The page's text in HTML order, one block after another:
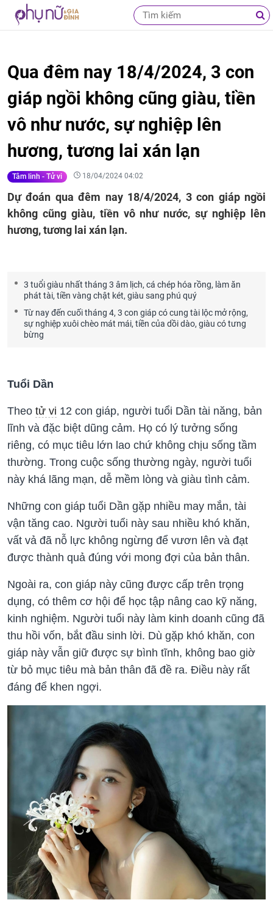
Qua đêm nay 18/4/2024, 3 con
giáp ngồi không cũng giàu, tiền
vô như nước, sự nghiệp lên
hương, tương lai xán lạn
Tâm linh - Tử vi 18/04/2024 04:02
Dự đoán qua đêm nay 18/4/2024, 3 con giáp ngồi
không cũng giàu, tiền vô như nước, sự nghiệp lên
hương, tương lai xán lạn.
3 tuổi giàu nhất tháng 3 âm lịch, cá chép hóa rồng, làm ăn
phát tài, tiền vàng chật két, giàu sang phú quý
Từ nay đến cuối tháng 4, 3 con giáp có cung tài lộc mở rộng,
sự nghiệp xuôi chèo mát mái, tiền của dồi dào, giàu có tưng
bừng
Tuổi Dần
Theo tử vi 12 con giáp, người tuổi Dần tài năng, bản
lĩnh và đặc biệt dũng cảm. Họ có lý tưởng sống
riêng, có mục tiêu lớn lao chứ không chịu sống tầm
thường. Trong cuộc sống thường ngày, người tuổi
này khá lãng mạn, dễ mềm lòng và giàu tình cảm.
Những con giáp tuổi Dần gặp nhiều may mắn, tài
vận tăng cao. Người tuổi này sau nhiều khó khăn,
vất vả đã nỗ lực không ngừng để vươn lên và đạt
được thành quả đúng với mong đợi của bản thân.
Ngoài ra, con giáp này cũng được cấp trên trọng
dụng, có thêm cơ hội để học tập nâng cao kỹ năng,
kinh nghiệm. Người tuổi này làm kinh doanh cũng đã
thu hồi vốn, bắt đầu sinh lời. Dù gặp khó khăn, con
giáp này vẫn giữ được sự bình tĩnh, không bao giờ
từ bỏ mục tiêu mà bản thân đã đề ra. Điều này rất
đáng để khen ngợi.